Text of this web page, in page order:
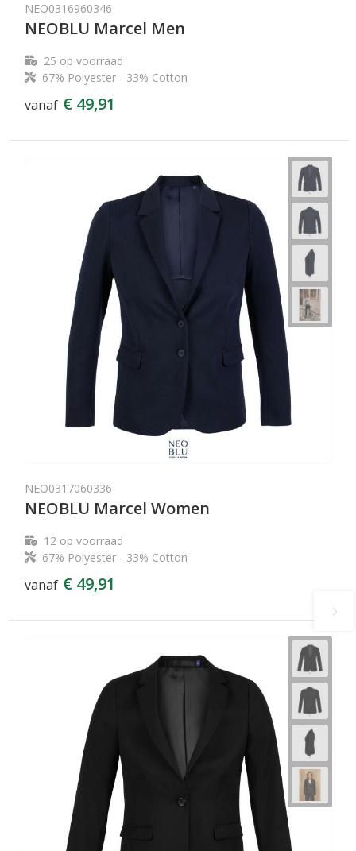
NEO0316960346
NEOBLU Marcel Men
25 op voorraad
67% Polyester - 33% Cotton
vanaf € 49,91
NEO0317060336
NEOBLU Marcel Women
12op voorraad
67% Polyester - 33% Cotton
vanaf € 49,91